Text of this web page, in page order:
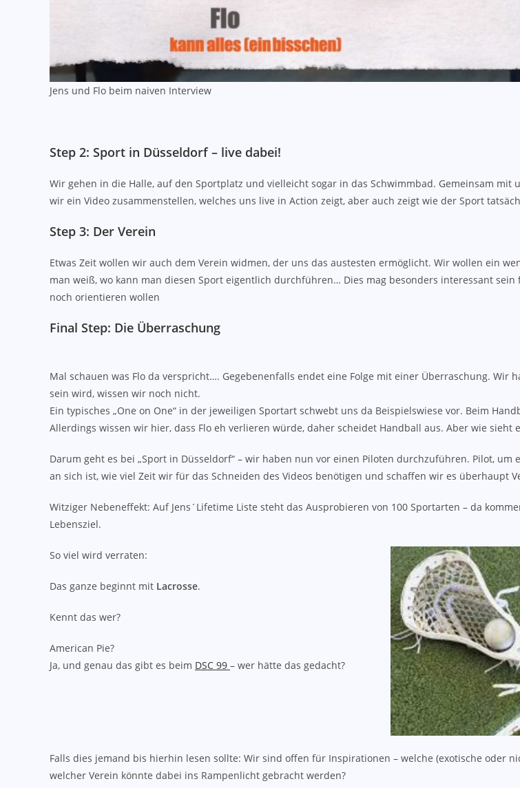
Jens und Flo beim naiven Interview
Step 2: Sport in Düsseldorf – live dabei!
Wir gehen in die Halle, auf den Sportplatz und vielleicht sogar in das Schwimmbad. Gemeinsam mit
wir ein Video zusammenstellen, welches uns live in Action zeigt, aber auch zeigt wie der Sport
Step 3: Der Verein
Etwas Zeit wollen wir auch dem Verein widmen, der uns das austesten ermöglicht. Wir wollen ein
man weiß, wo kann man diesen Sport eigentlich durchführen… Dies mag besonders interessant
noch orientieren wollen
Final Step: Die Überraschung
Mal schauen was Flo da verspricht…. Gegebenenfalls endet eine Folge mit einer Überraschung. Wir
sein wird, wissen wir noch nicht.
Ein typisches „One on One“ in der jeweiligen Sportart schwebt uns da Beispielswiese vor. Beim
Allerdings wissen wir hier, dass Flo eh verlieren würde, daher scheidet Handball aus. Aber wie sieht
Darum geht es bei „Sport in Düsseldorf“ – wir haben nun vor einen Piloten durchzuführen. Pilot,
an sich ist, wie viel Zeit wir für das Schneiden des Videos benötigen und schaffen wir es überhaupt
Witziger Nebeneffekt: Auf Jens´Lifetime Liste steht das Ausprobieren von 100 Sportarten – da
Lebensziel.
So viel wird verraten:
Das ganze beginnt mit Lacrosse.
Kennt das wer?
American Pie?
Ja, und genau das gibt es beim DSC 99 – wer hätte das gedacht?
Falls dies jemand bis hierhin lesen sollte: Wir sind offen für Inspirationen – welche (exotische oder
welcher Verein könnte dabei ins Rampenlicht gebracht werden?